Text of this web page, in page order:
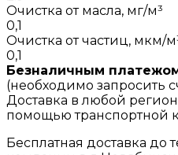
Очистка от масла, мг/м³
0,1
Очистка от частиц, мкм/
0,1
Безналичным
(необходимо запросить
Доставка в любой
помощью транспортной
Бесплатная доставка до